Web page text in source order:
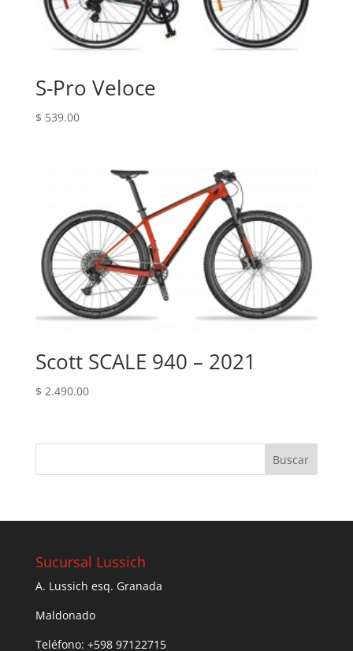
S-Pro Veloce
$ 539.00
Scott SCALE 940 – 2021
$ 2.490.00
Sucursal Lussich
A. Lussich esq. Granada
Maldonado
Teléfono: +598 97122715